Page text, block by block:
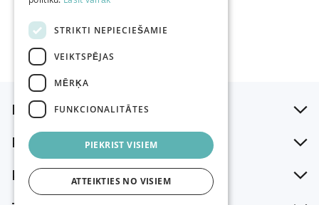
Iepirkšanās palīgs
Par mums
Klientu atbalsts
STRIKTI NEPIECIEŠAMIE
VEIKTSPĒJAS
MĒRĶA
FUNKCIONALITĀTES
PIEKRIST VISIEM
ATTEIKTIES NO VISIEM